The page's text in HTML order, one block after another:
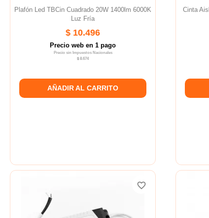
Plafón Led TBCin Cuadrado 20W 1400lm 6000K
Luz Fría
$ 10.496
Precio web en 1 pago
Precio sin Impuestos Nacionales
$ 8.674
AÑADIR AL CARRITO
Cinta
favorite_border